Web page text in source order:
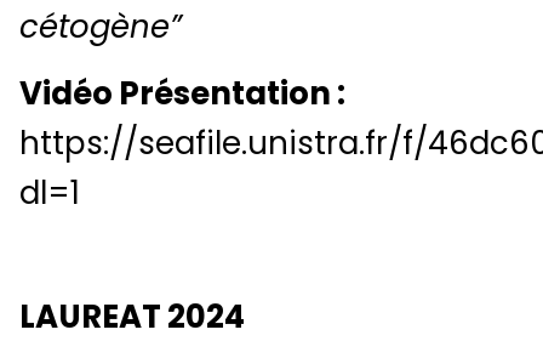
cétogène”
Vidéo Présentation :
https://seafile.unistra.fr/f/
dl=1
LAUREAT 2024